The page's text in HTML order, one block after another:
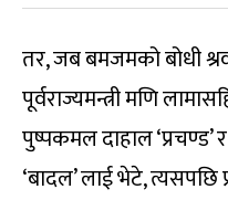
तर, जब बमजमको बोधी
पूर्वराज्यमन्त्री मणि
पुष्पकमल दाहाल ‘प्रचण्ड’
‘बादल’ लाई भेटे,